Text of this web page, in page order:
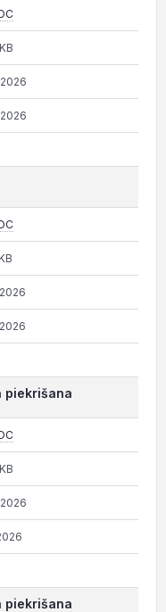
piekrišana
piekrišana